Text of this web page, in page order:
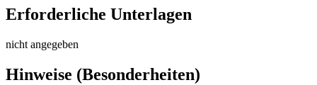
Erforderliche Unterlagen
nicht angegeben
Hinweise (Besonderheiten)